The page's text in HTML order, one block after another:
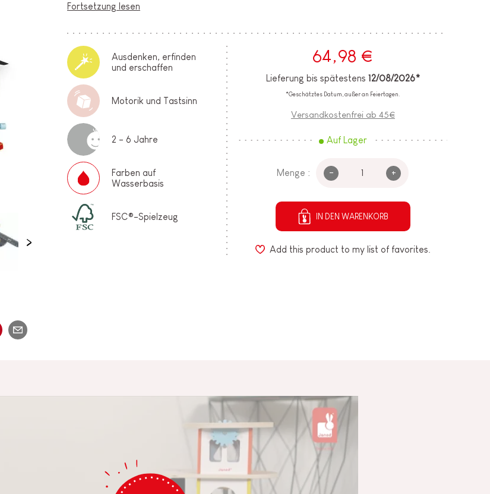
Fortsetzung lesen
Ausdenken, erfinden
und erschaffen
Motorik und Tastsinn
2 - 6 Jahre
Farben auf
Wasserbasis
FSC®-Spielzeug
64,98 €
Lieferung bis spätestens 12/08/2026*
*Geschätztes Datum, außer an Feiertagen.
Versandkostenfrei ab 45€
Auf Lager
Menge : - +
IN DEN WARENKORB
Add this product to my list of favorites.